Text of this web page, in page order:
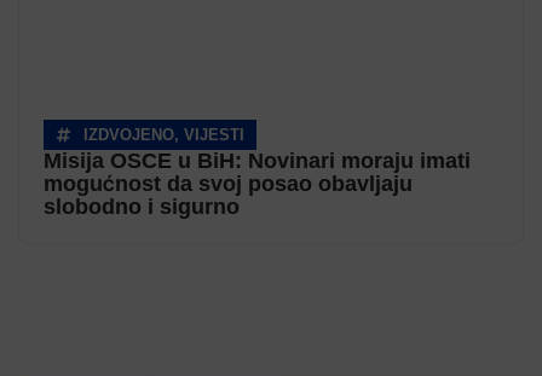
IZDVOJENO, VIJESTI
Misija OSCE u BiH: Novinari moraju imati
mogućnost da svoj posao obavljaju
slobodno i sigurno